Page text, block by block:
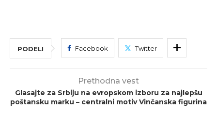
PODELI Facebook Twitter
Prethodna vest
Glasajte za Srbiju na evropskom izboru za najlepšu
poštansku marku – centralni motiv Vinčanska figurina